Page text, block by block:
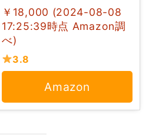
￥18,000 (2024-08-08
17:25:39時点 Amazon調
べ)
3.8
Amazon